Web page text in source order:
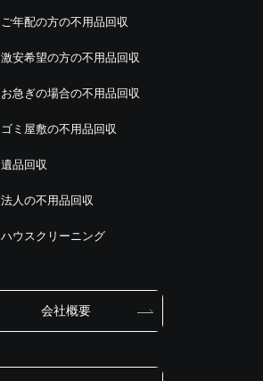
ご年配の方の不用品回収
激安希望の方の不用品回収
お急ぎの場合の不用品回収
ゴミ屋敷の不用品回収
遺品回収
法人の不用品回収
ハウスクリーニング
会社概要